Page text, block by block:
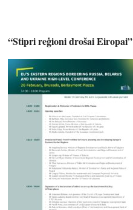
“Stipri reģioni drošai Eiropai”